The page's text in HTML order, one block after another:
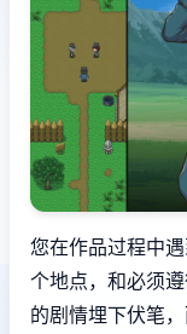
您在作品过程中
个地点，和必须
的剧情埋下伏笔